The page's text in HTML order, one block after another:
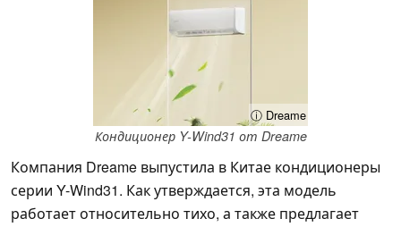
ⓘ Dreame
Кондиционер Y-Wind31 от Dreame
Компания Dreame выпустила в Китае кондиционеры
серии Y-Wind31. Как утверждается, эта модель
работает относительно тихо, а также предлагает